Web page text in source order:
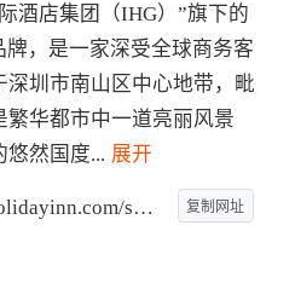
酒店集团（IHG）”旗下的
，是一家深受全球商务客
圳市南山区中心地带，毗
华都市中一道亮丽风景
悠然国度... 展开
shenzhen复制网址